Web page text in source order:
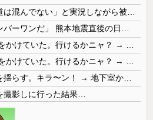
撮影しに行った結果…